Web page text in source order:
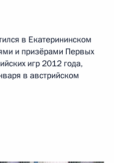
в Екатерининском
и призёрами Первых
игр 2012 года,
в австрийском